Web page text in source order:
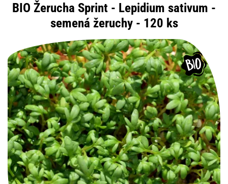
BIO Žerucha Sprint - Lepidium sativum -
semená žeruchy - 120 ks